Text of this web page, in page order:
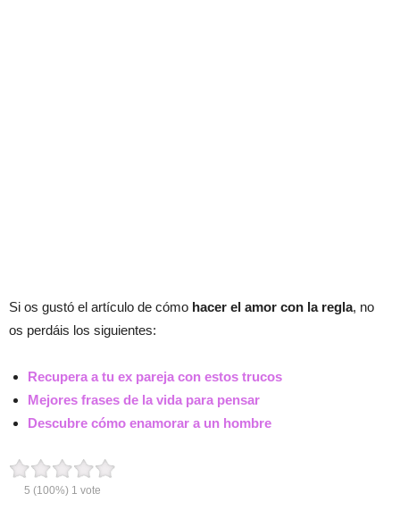
Si os gustó el artículo de cómo hacer el amor con la regla, no
os perdáis los siguientes:
Recupera a tu ex pareja con estos trucos
Mejores frases de la vida para pensar
Descubre cómo enamorar a un hombre
5 (100%) 1 vote